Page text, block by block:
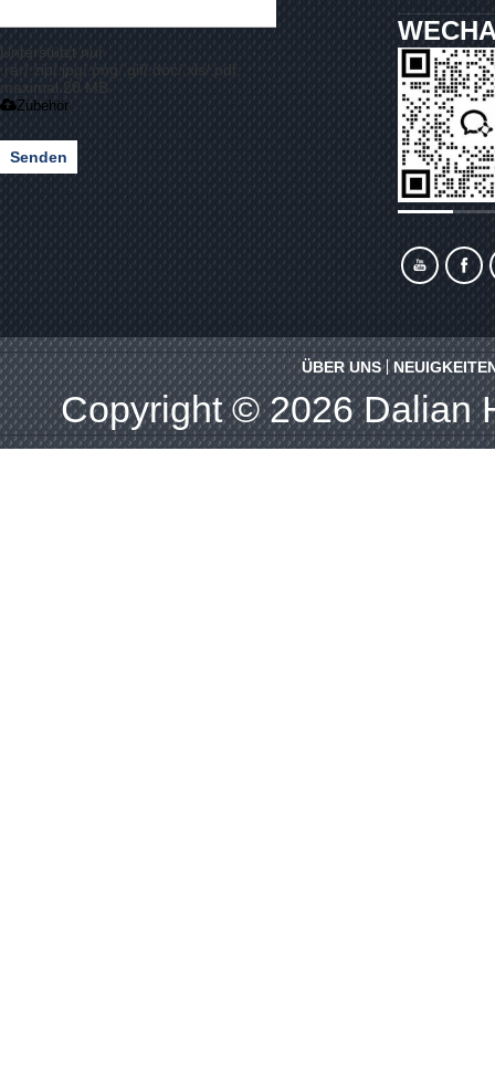
Unterstützt nur
.rar/.zip/.jpg/.png/.gif/.doc/.xls/.pdf,
maximal 20 MB
Zubehör
Senden
ÜBER UNS
Copyright © 2026Dalian